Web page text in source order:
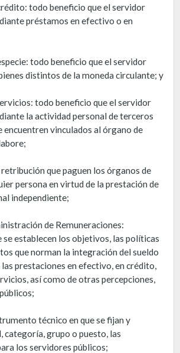
todo beneficio que el servidor
préstamos en efectivo o en
todo beneficio que el servidor
distintos de la moneda circulante; y
todo beneficio que el servidor
la actividad personal de terceros
encuentren vinculados al órgano de
que paguen los órganos de
persona en virtud de la prestación de
independiente;
de Remuneraciones:
se establecen los objetivos, las políticas
que norman la integración del sueldo
prestaciones en efectivo, en crédito,
así como de otras percepciones,
técnico en que se fijan y
categoría, grupo o puesto, las
los servidores públicos;